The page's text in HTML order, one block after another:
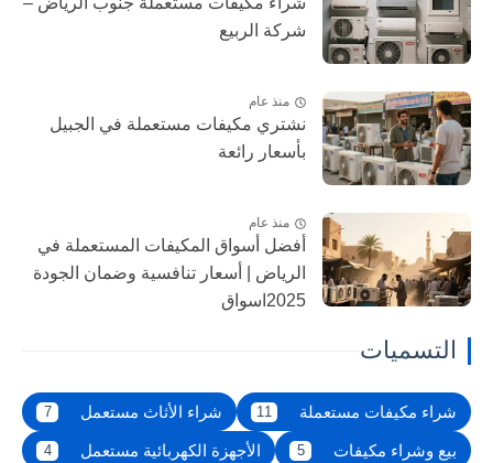
شركة الربيع
منذ عام
نشتري مكيفات مستعملة في الجبيل
بأسعار رائعة
منذ عام
أفضل أسواق المكيفات المستعملة في
الرياض | أسعار تنافسية وضمان الجودة
2025اسواق
التسميات
شراء مكيفات مستعملة 11 شراء الأثاث مستعمل 7
بيع وشراء مكيفات 5 الأجهزة الكهربائية مستعمل 4